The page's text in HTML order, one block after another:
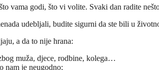
vama godi, što vi volite. Svaki dan radite
udebljali, budite sigurni da ste bili u
a da to nije hrana:
muža, djece, rodbine, kolega…
nam je neugodno;